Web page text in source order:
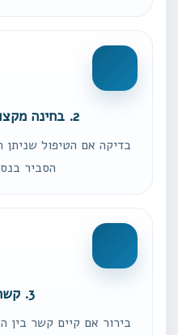
2. בחינה מקצועית של הטיפול
בדיקה אם הטיפול
הסביר
3. קשר סיבתי
בירור אם קיים קשר בין